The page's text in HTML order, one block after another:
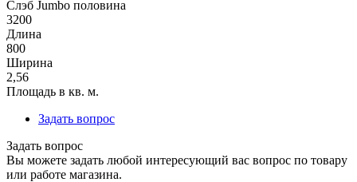
Слэб Jumbo половина
3200
Длина
800
Ширина
2,56
Площадь в кв. м.
Задать вопрос
Задать вопрос
Вы можете задать любой интересующий вас вопрос по товару
или работе магазина.